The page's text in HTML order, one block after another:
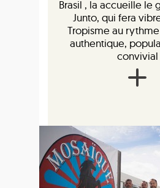
Brasil , la accueille le
Junto, qui fera
Tropisme au
authentique,
convivial